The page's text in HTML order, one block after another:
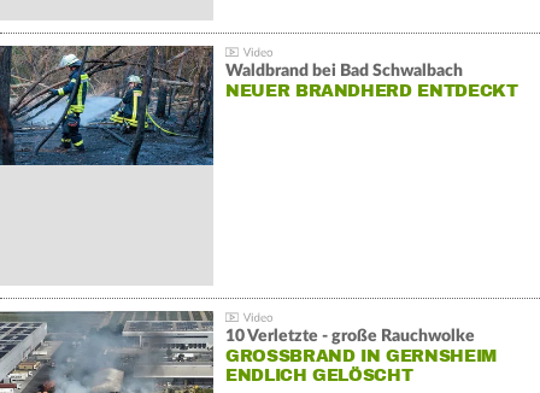
Waldbrand bei Bad Schwalbach
NEUER BRANDHERD ENTDECKT
10 Verletzte - große Rauchwolke
GROSSBRAND IN GERNSHEIM E
NDLICH GELÖSCHT